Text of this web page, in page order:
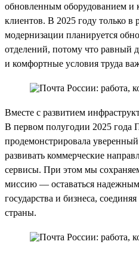
обновленным оборудованием и
клиентов. В 2025 году только в
модернизации планируется
отделений, потому что равный
и комфортные условия труда
Вместе с развитием
В первом полугодии 2025 года
продемонстрировала
развивать коммерческие
сервисы. При этом мы
миссию — оставаться
государства и бизнеса,
страны.